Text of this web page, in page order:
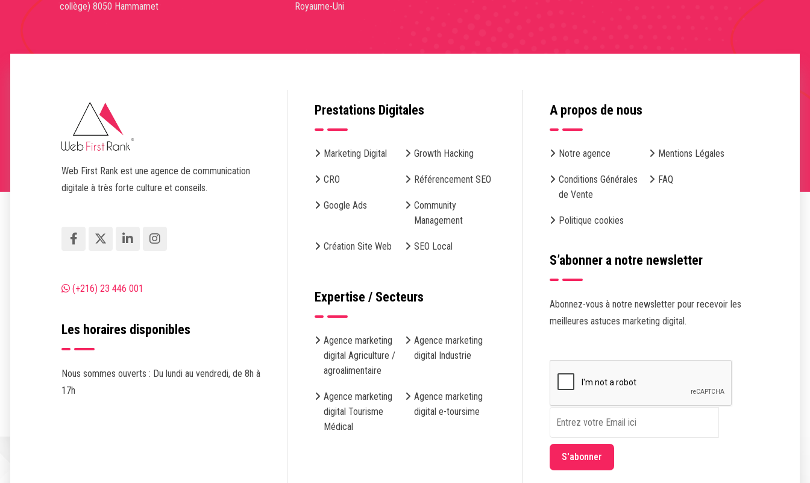
collège) 8050 Hammamet
Royaume-Uni
Web First Rank est une agence de communication
digitale à très forte culture et conseils.
(+216) 23 446 001
Les horaires disponibles
Nous sommes ouverts : Du lundi au vendredi, de 8h à
17h
Prestations Digitales
Marketing Digital Growth Hacking
CRO Référencement SEO
Google Ads
Community
Management
Création Site Web SEO Local
Expertise / Secteurs
Agence marketing
digital Agriculture /
agroalimentaire
Agence marketing
digital Industrie
Agence marketing
digital Tourisme
Médical
Agence marketing
digital e-toursime
A propos de nous
Notre agence Mentions Légales
Conditions Générales
de Vente
FAQ
Politique cookies
S’abonner a notre newsletter
Abonnez-vous à notre newsletter pour recevoir les
meilleures astuces marketing digital.